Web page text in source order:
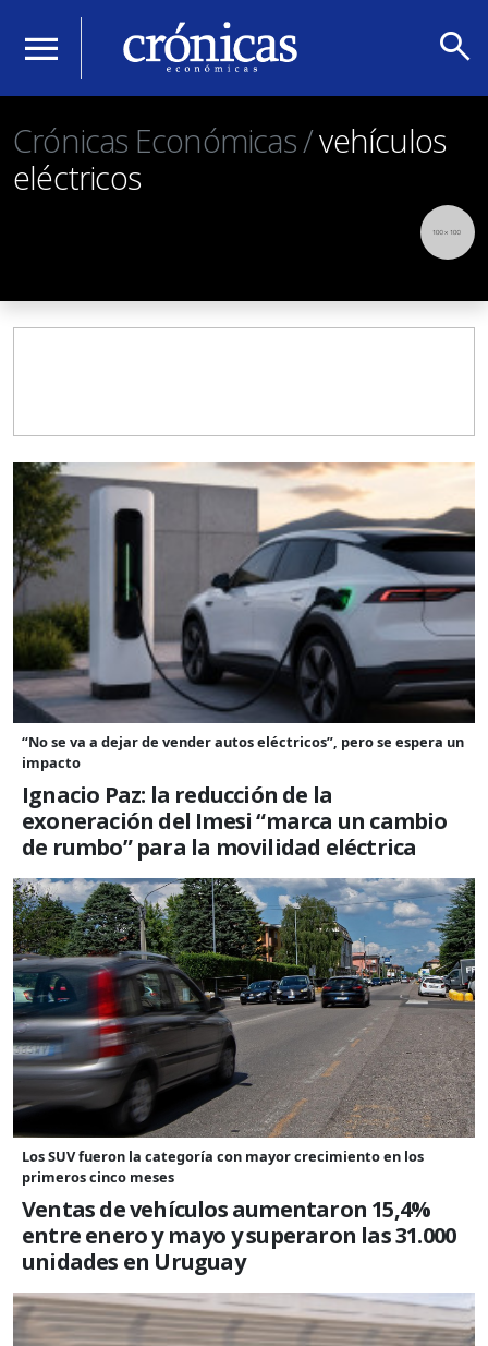
menu search
Crónicas Económicas /vehículos
eléctricos
“No se va a dejar de vender autos eléctricos”, pero se espera un
impacto
Ignacio Paz: la reducción de la
exoneración del Imesi “marca un cambio
de rumbo” para la movilidad eléctrica
Los SUV fueron la categoría con mayor crecimiento en los
primeros cinco meses
Ventas de vehículos aumentaron 15,4%
entre enero y mayo y superaron las 31.000
unidades en Uruguay